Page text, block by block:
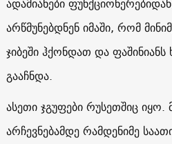
არწმუნებდნენ იმაში, რომ
ჯიბეში ჰქონდათ და ფაშინიანს
გააჩნდა.
ასეთი ჯგუფები რუსეთშიც
არჩევნებამდე რამდენიმე